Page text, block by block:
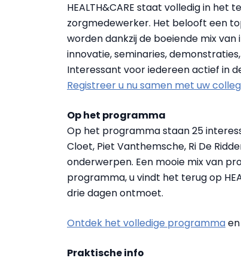
HEALTH&CARE staat volledig in het
zorgmedewerker. Het belooft een
worden dankzij de boeiende mix van
innovatie, seminaries,
Interessant voor iedereen actief in
Registreer u nu samen met uw
Op het programma
Op het programma staan 25
Cloet, Piet Vanthemsche, Ri De
onderwerpen. Een mooie mix van
programma, u vindt het terug op
drie dagen ontmoet.
Ontdek het volledige programma
Praktische info